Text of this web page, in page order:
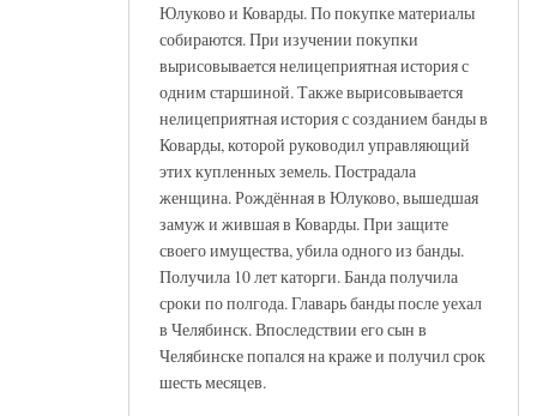
Юлуково и Коварды. По покупке материалы
собираются. При изучении покупки
вырисовывается нелицеприятная история с
одним старшиной. Также вырисовывается
нелицеприятная история с созданием банды в
Коварды, которой руководил управляющий
этих купленных земель. Пострадала
женщина. Рождённая в Юлуково, вышедшая
замуж и жившая в Коварды. При защите
своего имущества, убила одного из банды.
Получила 10 лет каторги. Банда получила
сроки по полгода. Главарь банды после уехал
в Челябинск. Впоследствии его сын в
Челябинске попался на краже и получил срок
шесть месяцев.